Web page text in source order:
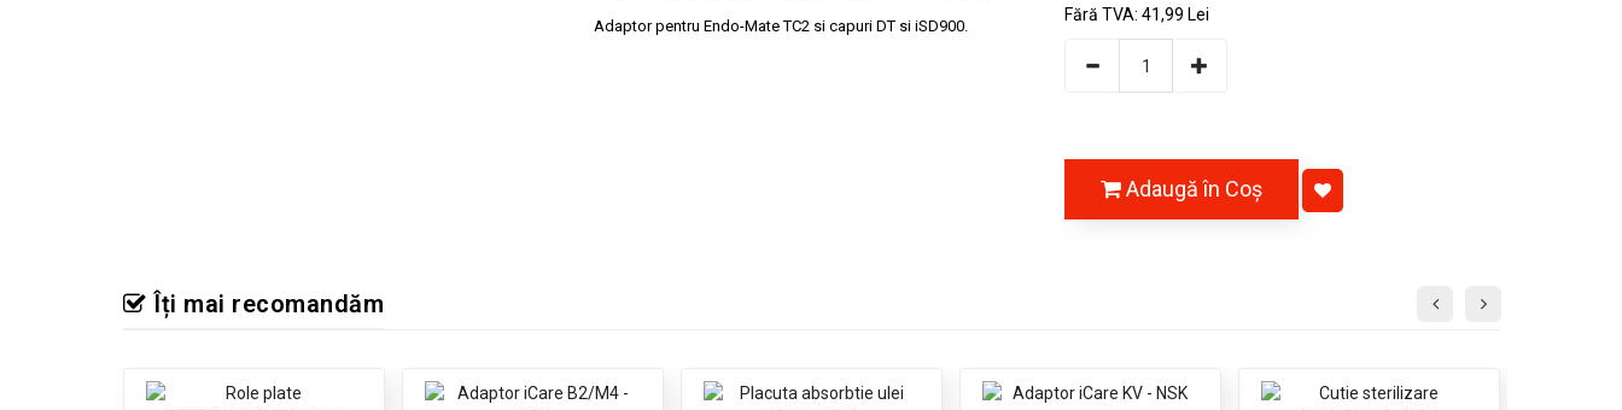
Adaptor pentru Endo-Mate TC2 si capuri DT si iSD900.
Fără TVA: 41,99 Lei
Adaugă în Coş
Îți mai recomandăm